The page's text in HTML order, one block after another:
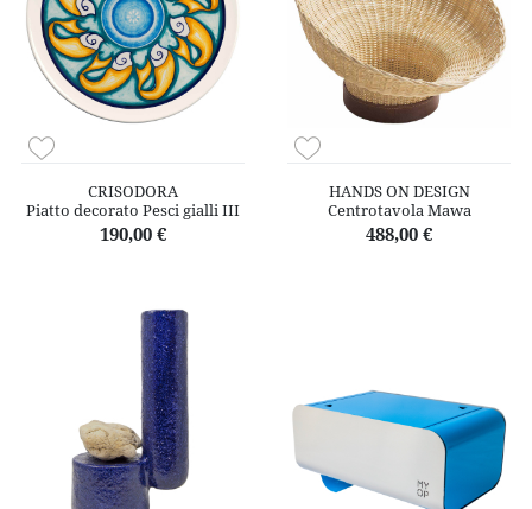
CRISODORA
Piatto decorato Pesci gialli III
190,00 €
HANDS ON DESIGN
Centrotavola Mawa
488,00 €